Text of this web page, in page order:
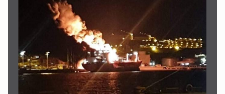
Ərdoğana sui-qəsd planının iştirakçısı detalları açıqladı